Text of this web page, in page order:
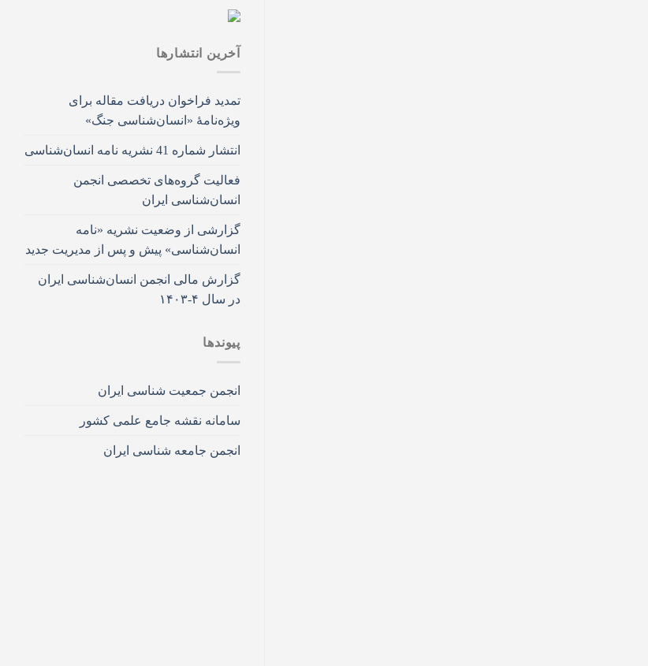
آخرین انتشار‌ها
تمدید فراخوان دریافت مقاله برای
ویژه‌نامۀ «انسان‌شناسی جنگ»
انتشار شماره 41 نشریه نامه انسان‌شناسی
فعالیت گروه‌های تخصصی انجمن
انسان‌شناسی ایران
گزارشی از وضعیت نشریه «نامه
انسان‌شناسی» پیش و پس از مدیریت جدید
گزارش مالی انجمن انسان‌شناسی ایران
در سال ۴-۱۴۰۳
پیوندها
انجمن جمعیت شناسی ایران
سامانه نقشه جامع علمی کشور
انجمن جامعه شناسی ایران